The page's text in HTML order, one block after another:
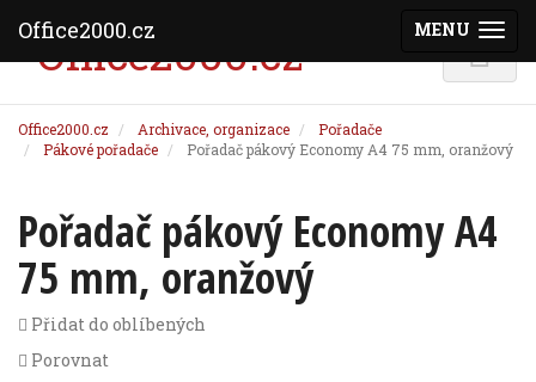
Office2000.cz Archivace, organizace
Pořadače
Pákové pořadače
Pořadač pákový Economy A4 75 mm, oranžový
Pořadač pákový Economy A4
75 mm, oranžový
Přidat do oblíbených
Porovnat
MENU
Office2000.cz